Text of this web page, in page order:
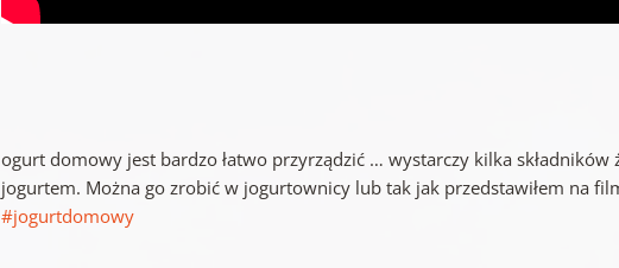
ogurt domowy jest bardzo łatwo przyrządzić … wystarczy kilka składników
jogurtem. Można go zrobić w jogurtownicy lub tak jak przedstawiłem na
#jogurtdomowy